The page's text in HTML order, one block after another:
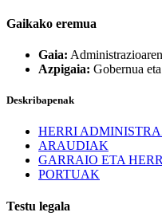
Gaikako eremua
Gaia:
Azpigaia: Gobernua
Deskribapenak
HERRI
ARAUDIAK
GARRAIO ETA
PORTUAK
Testu legala